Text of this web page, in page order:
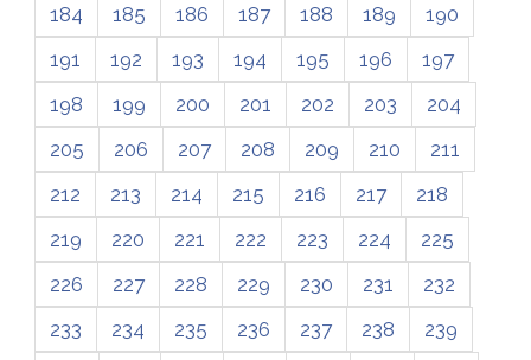
184
185 186 187 188 189
190
191
192 193 194 195 196
197
198
199 200 201 202 203
204
205
206 207 208 209 210
211
212
213 214 215 216 217
218
219
220 221 222 223 224
225
226
227 228 229 230 231
232
233
234 235 236 237 238
239